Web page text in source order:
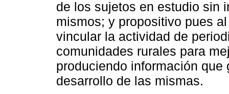
de los sujetos en estudio sin
mismos; y propositivo pues
vincular la actividad de
comunidades rurales para
produciendo información
desarrollo de las mismas.